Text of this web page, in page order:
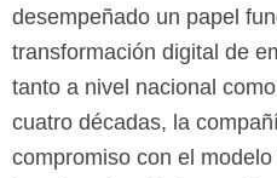
desempeñado un papel
transformación digital de
tanto a nivel nacional
cuatro décadas, la
compromiso con el modelo